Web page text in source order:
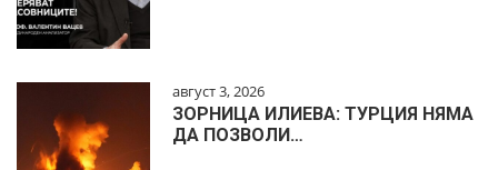
август 3, 2026
ЗОРНИЦА ИЛИЕВА: ТУРЦИЯ НЯМА
ДА ПОЗВОЛИ…